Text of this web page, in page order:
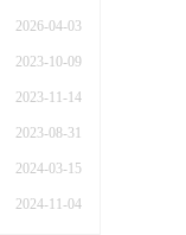
2026-04-03
2023-10-09
2023-11-14
2023-08-31
2024-03-15
2024-11-04